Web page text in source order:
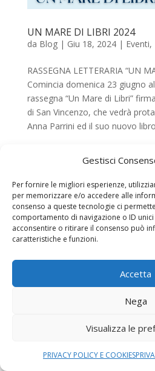
Gestisci
Per fornire le migliori esperienze,
per memorizzare e/o accedere alle
consenso a queste tecnologie ci
comportamento di navigazione o ID
acconsentire o ritirare il consenso può
caratteristiche e funzioni.
Accetta
Nega
Visualizza le
PRIVACY POLICY E COOKIES
UN MARE DI LIBRI 2024
da Blog| Giu 18, 2024| Eventi,
RASSEGNA LETTERARIA “UN
Comincia domenica 23 giugno
rassegna “Un Mare di Libri”
di San Vincenzo, che vedrà
Anna Parrini ed il suo nuovo
Mag 31, 2024|Home